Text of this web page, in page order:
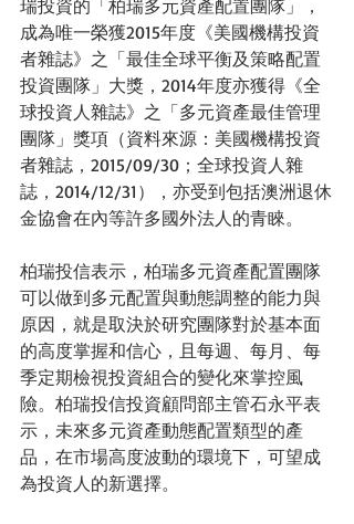
瑞投資的「柏瑞多元資產配置團隊」，
成為唯一榮獲2015年度《美國機構投資
者雜誌》之「最佳全球平衡及策略配置
投資團隊」大獎，2014年度亦獲得《全
球投資人雜誌》之「多元資產最佳管理
團隊」獎項（資料來源：美國機構投資
者雜誌，2015/09/30；全球投資人雜
誌，2014/12/31），亦受到包括澳洲退休
金協會在內等許多國外法人的青睞。
柏瑞投信表示，柏瑞多元資產配置團隊
可以做到多元配置與動態調整的能力與
原因，就是取決於研究團隊對於基本面
的高度掌握和信心，且每週、每月、每
季定期檢視投資組合的變化來掌控風
險。柏瑞投信投資顧問部主管石永平表
示，未來多元資產動態配置類型的產
品，在市場高度波動的環境下，可望成
為投資人的新選擇。